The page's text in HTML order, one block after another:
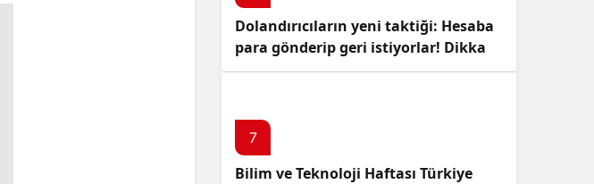
Dolandırıcıların yeni taktiği: Hesaba
para gönderip geri istiyorlar! Dikkat
Edin!
7
Bilim ve Teknoloji Haftası Türkiye